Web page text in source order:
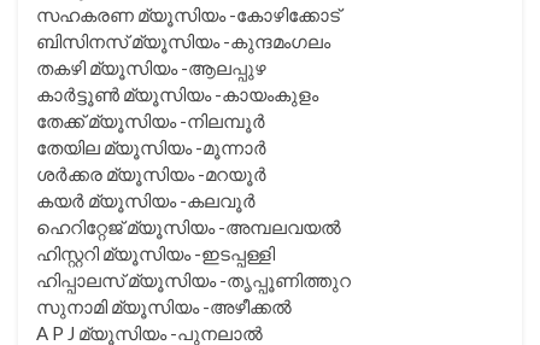
സഹകരണ മ്യൂസിയം -കോഴിക്കോട്
ബിസിനസ് മ്യൂസിയം -കുന്ദമംഗലം
തകഴി മ്യൂസിയം -ആലപ്പുഴ
കാർട്ടൂൺ മ്യൂസിയം -കായംകുളം
തേക്ക് മ്യൂസിയം -നിലമ്പൂർ
തേയില മ്യൂസിയം -മൂന്നാർ
ശർക്കര മ്യൂസിയം -മറയൂർ
കയർ മ്യൂസിയം -കലവൂർ
ഹെറിറ്റേജ് മ്യൂസിയം -അമ്പലവയൽ
ഹിസ്റ്ററി മ്യൂസിയം -ഇടപ്പള്ളി
ഹിപ്പാലസ് മ്യൂസിയം -തൃപ്പൂണിത്തുറ
സുനാമി മ്യൂസിയം -അഴീക്കൽ
A P J മ്യൂസിയം -പുനലാൽ